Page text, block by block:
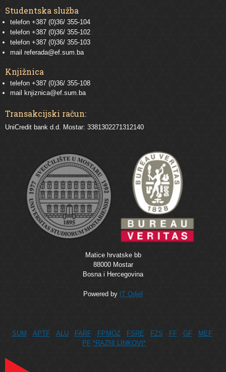
Studentska služba
telefon +387 (0)36/ 355-104
telefon +387 (0)36/ 355-102
telefon +387 (0)36/ 355-103
mail referada@ef.sum.ba
Knjižnica
telefon +387 (0)36/ 355-108
mail
knjiznica@ef.sum.ba
Transakcijski račun:
UniCredit bank d.d. Mostar: 3381302271312140
Matice hrvatske bb
88000 Mostar
Bosna i Hercegovina
Powered by IT Odjel
SUM APTF ALU FARF FPMOZ FSRE FZS FF GF
MEF
PF *RAZNI LINKOVI*